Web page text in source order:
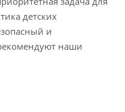
детских
и
наши